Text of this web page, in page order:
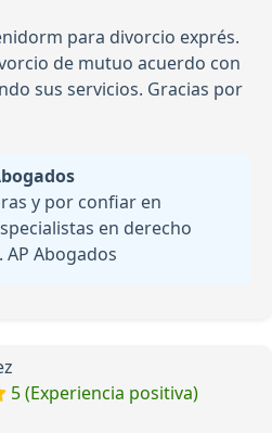
para divorcio exprés.
de mutuo acuerdo con
sus servicios. Gracias por
y por confiar en
en derecho
Abogados
5 (Experiencia positiva)